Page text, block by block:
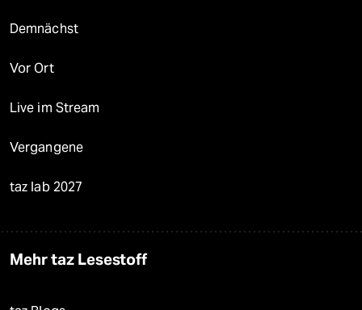
Demnächst
Vor Ort
Live im Stream
Vergangene
taz lab 2027
Mehr taz Lesestoff